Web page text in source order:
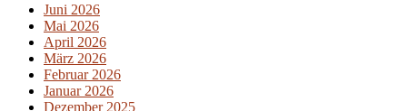
Juni 2026
Mai 2026
April 2026
März 2026
Februar 2026
Januar 2026
Dezember 2025